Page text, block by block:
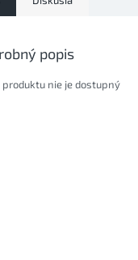
popis
produktu nie je dostupný